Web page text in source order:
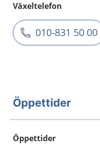
Växeltelefon
010-831 50 00
Öppettider
Öppettider